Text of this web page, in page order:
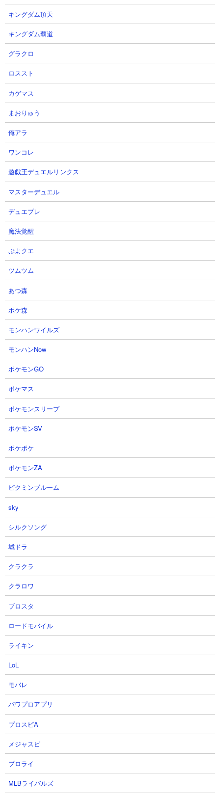
【攻略概要】
「29q」さんの攻略動画です。ノーアイテム、にゃんコンボでめっ
ぽう強い効果と体力と働きネコ初期レベルを盛っています。あと
はゴム2種とムキあし3種を採用。パラサイトブンブンの波動発生
の運ゲー要素はありますが、壁2枚にムキあしやキンドラだけで十
でヴァルキリーを投入、そのまま押し込んでクリアです。
３．蒼き本能の秘境 ルミナリア1種で攻略
【出撃メンバー】
「じおんにゃんこ」さんの攻略動画です。ノーアイテム、ノーに
ゃんコンボでルミナリア1種だけを使用しています。超打たれ強い
と攻撃力ダウンの相乗効果で敵側の攻撃はほぼ無力化。1体目のル
ミナリアは溶かされますが、3体目を投入したあたりで敵のパラサ
イトブンブンが昇天してクリア確定。伝説レアの中でもかなりの
チートキャラですね。
４．蒼き本能の秘境 対エイリアン大型キャラ盛り
盛りで攻略
【出撃メンバー】
【攻略概要】
「にゃんこ大戦争 安定攻略」さんの攻略動画です。ブランカ、
マシン、メガロ、ギガボルト、エアフワンテといった対エイリア
ン超激レアキャラを盛り盛りにした編成。ギガボルトと漂流記を
出した時点でもう勝利が見えますね。対エイリアン超ダメージ大
型キャラが2体も入っているだけあってさすがのパラサイトブンブ
ンも短時間で昇天しています。
キングダム頂天
キングダム覇道
グラクロ
ロススト
カゲマス
まおりゅう
俺アラ
ワンコレ
遊戯王デュエルリンクス
マスターデュエル
デュエプレ
魔法覚醒
ぷよクエ
ツムツム
あつ森
ポケ森
モンハンワイルズ
モンハンNow
ポケモンGO
ポケマス
ポケモンスリープ
ポケモンSV
ポケポケ
ポケモンZA
ピクミンブルーム
sky
シルクソング
城ドラ
クラクラ
クラロワ
ブロスタ
ロードモバイル
ライキン
LoL
モバレ
パワプロアプリ
プロスピA
メジャスピ
プロライ
MLBライバルズ